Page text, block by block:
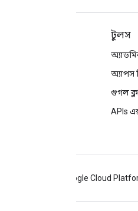
টুলস
অ্যাপস
গুগল
APIs
Google Cloud